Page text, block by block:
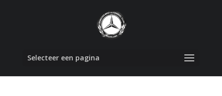
Selecteer een pagina